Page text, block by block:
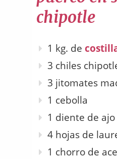
chipotle
1 kg. de
3 chiles
3 jitomates
1 cebolla
1 diente de ajo
4 hojas de
1 chorro de